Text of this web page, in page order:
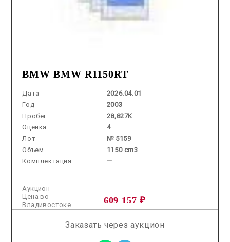
BMW BMW R1150RT
Дата
2026.04.01
Год
2003
Пробег
28,827K
Оценка
4
Лот
№ 5159
Объем
1150 cm3
Комплектация
—
Аукцион
609 157 ₽
Цена во
Владивостоке
Заказать через аукцион